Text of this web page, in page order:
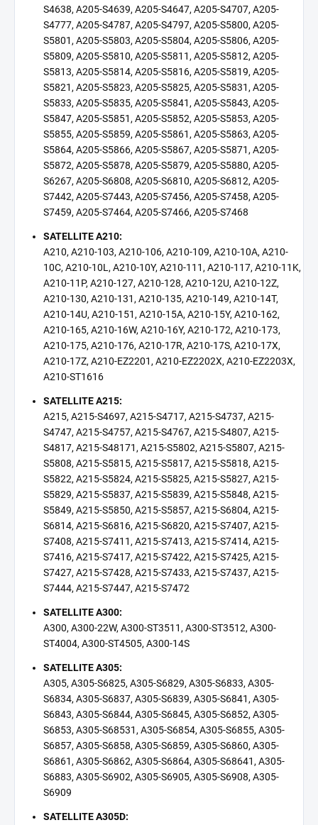
S4638, A205-S4639, A205-S4647, A205-S4707, A205-
S4777, A205-S4787, A205-S4797, A205-S5800, A205-
S5801, A205-S5803, A205-S5804, A205-S5806, A205-
S5809, A205-S5810, A205-S5811, A205-S5812, A205-
S5813, A205-S5814, A205-S5816, A205-S5819, A205-
S5821, A205-S5823, A205-S5825, A205-S5831, A205-
S5833, A205-S5835, A205-S5841, A205-S5843, A205-
S5847, A205-S5851, A205-S5852, A205-S5853, A205-
S5855, A205-S5859, A205-S5861, A205-S5863, A205-
S5864, A205-S5866, A205-S5867, A205-S5871, A205-
S5872, A205-S5878, A205-S5879, A205-S5880, A205-
S6267, A205-S6808, A205-S6810, A205-S6812, A205-
S7442, A205-S7443, A205-S7456, A205-S7458, A205-
S7459, A205-S7464, A205-S7466, A205-S7468
SATELLITE A210:
A210, A210-103, A210-106, A210-109, A210-10A, A210-
10C, A210-10L, A210-10Y, A210-111, A210-117, A210-11K,
A210-11P, A210-127, A210-128, A210-12U, A210-12Z,
A210-130, A210-131, A210-135, A210-149, A210-14T,
A210-14U, A210-151, A210-15A, A210-15Y, A210-162,
A210-165, A210-16W, A210-16Y, A210-172, A210-173,
A210-175, A210-176, A210-17R, A210-17S, A210-17X,
A210-17Z, A210-EZ2201, A210-EZ2202X, A210-EZ2203X,
A210-ST1616
SATELLITE A215:
A215, A215-S4697, A215-S4717, A215-S4737, A215-
S4747, A215-S4757, A215-S4767, A215-S4807, A215-
S4817, A215-S48171, A215-S5802, A215-S5807, A215-
S5808, A215-S5815, A215-S5817, A215-S5818, A215-
S5822, A215-S5824, A215-S5825, A215-S5827, A215-
S5829, A215-S5837, A215-S5839, A215-S5848, A215-
S5849, A215-S5850, A215-S5857, A215-S6804, A215-
S6814, A215-S6816, A215-S6820, A215-S7407, A215-
S7408, A215-S7411, A215-S7413, A215-S7414, A215-
S7416, A215-S7417, A215-S7422, A215-S7425, A215-
S7427, A215-S7428, A215-S7433, A215-S7437, A215-
S7444, A215-S7447, A215-S7472
SATELLITE A300:
A300, A300-22W, A300-ST3511, A300-ST3512, A300-
ST4004, A300-ST4505, A300-14S
SATELLITE A305:
A305, A305-S6825, A305-S6829, A305-S6833, A305-
S6834, A305-S6837, A305-S6839, A305-S6841, A305-
S6843, A305-S6844, A305-S6845, A305-S6852, A305-
S6853, A305-S68531, A305-S6854, A305-S6855, A305-
S6857, A305-S6858, A305-S6859, A305-S6860, A305-
S6861, A305-S6862, A305-S6864, A305-S68641, A305-
S6883, A305-S6902, A305-S6905, A305-S6908, A305-
S6909
SATELLITE A305D: